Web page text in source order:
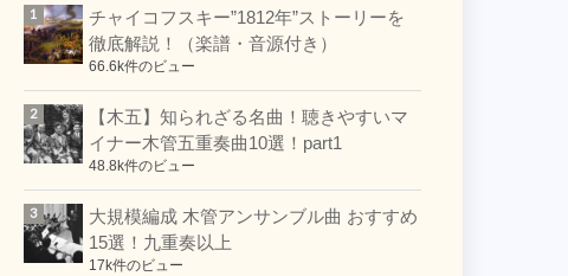
チャイコフスキー”1812年”ストーリーを
徹底解説！（楽譜・音源付き）
66.6k件のビュー
【木五】知られざる名曲！聴きやすいマ
イナー木管五重奏曲10選！part1
48.8k件のビュー
大規模編成 木管アンサンブル曲 おすすめ
15選！九重奏以上
17k件のビュー